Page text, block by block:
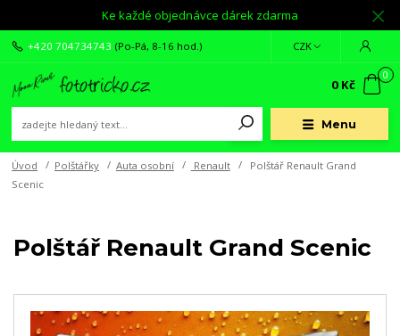
Ke každé objednávce dárek zdarma
Menu
CZK
+420 704734743 (Po-Pá, 8-16 hod.)
0
0 Kč
Úvod Polštářky Auta osobní Renault
Polštář Renault Grand
Scenic
Polštář Renault Grand Scenic